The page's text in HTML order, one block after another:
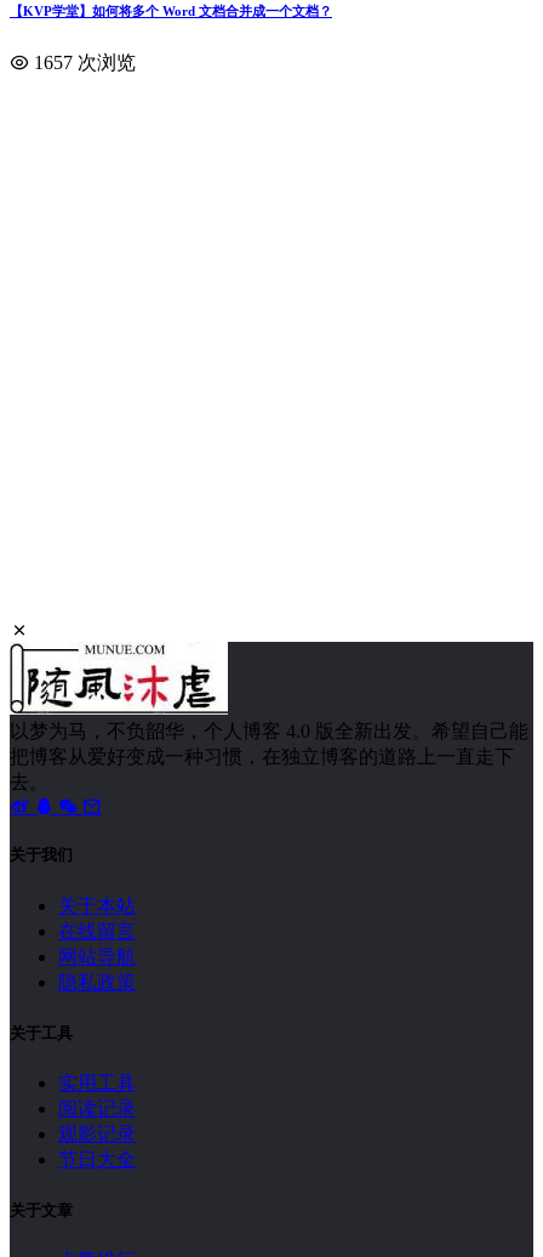
【KVP学堂】如何将多个 Word 文档合并成一个文档？
1657 次浏览
以梦为马，不负韶华，个人博客 4.0 版全新出发。希望自己能
把博客从爱好变成一种习惯，在独立博客的道路上一直走下
去。
关于我们
关于本站
在线留言
网站导航
隐私政策
关于工具
实用工具
阅读记录
观影记录
节日大全
关于文章